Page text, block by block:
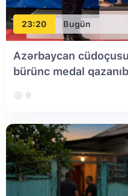
23:20 Bugün
Azərbaycan
bürünc medal qazanıb
9